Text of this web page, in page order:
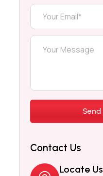
Contact Us
Locate Us